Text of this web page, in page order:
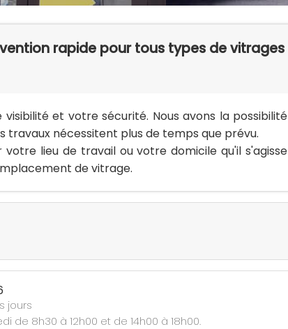
rapide pour tous types de vitrages
et votre sécurité. Nous avons la possibilité
travaux nécessitent plus de temps que prévu.
votre lieu de travail ou votre domicile qu'il s'agisse
de vitrage.
jours
de 8h30 à 12h00 et de 14h00 à 18h00.